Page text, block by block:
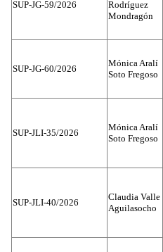
SUP-JG-59/2026
Rodríguez
Mondragón
SUP-JG-60/2026
Mónica Aralí
Soto Fregoso
SUP-JLI-35/2026
Mónica Aralí
Soto Fregoso
SUP-JLI-40/2026
Claudia Valle
Aguilasocho